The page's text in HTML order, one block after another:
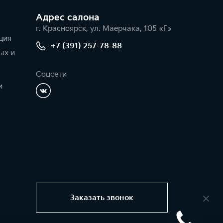
и
Адрес салонa
г. Красноярск, ул. Маерчака, 105 «Г»
+7 (391) 257-78-88
Соцсети
Заказать звонок